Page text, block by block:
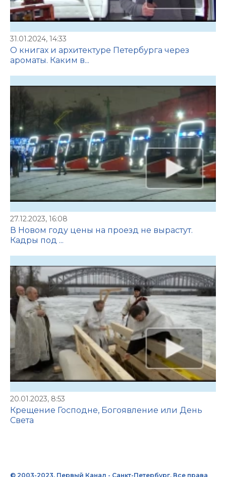
31.01.2024, 14:33
О книгах и архитектуре Петербурга через
ароматы. Каким в...
27.12.2023, 16:08
В Новом году цены на проезд не вырастут.
Кадры под ...
20.01.2023, 8:53
Крещение Господне, Богоявление или День
Света
© 2003-2023, Первый Канал - Санкт-Петербург. Все права